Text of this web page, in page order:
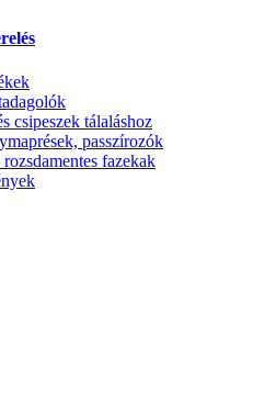
csipeszek tálaláshoz
passzírozók
fazekak